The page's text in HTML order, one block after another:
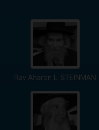
Rav Aharon L. STEINMAN